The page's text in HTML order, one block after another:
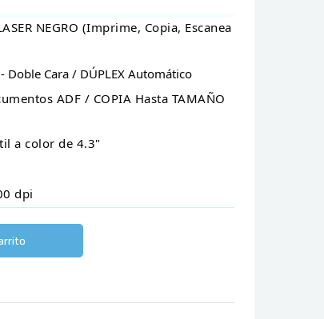
NEGRO (Imprime, Copia, Escanea
- Doble Cara / DÚPLEX Automático
ADF / COPIA Hasta TAMAÑO
a color de 4.3"
dpi